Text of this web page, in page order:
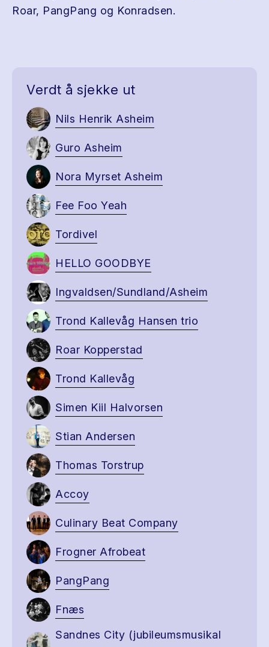
Roar, PangPang og Konradsen.
Verdt å sjekke ut
Nils Henrik Asheim
Guro Asheim
Nora Myrset Asheim
Fee Foo Yeah
Tordivel
HELLO GOODBYE
Ingvaldsen/Sundland/Asheim
Trond Kallevåg Hansen trio
Roar Kopperstad
Trond Kallevåg
Simen Kiil Halvorsen
Stian Andersen
Thomas Torstrup
Accoy
Culinary Beat Company
Frogner Afrobeat
PangPang
Fnæs
Sandnes City (jubileumsmusikal